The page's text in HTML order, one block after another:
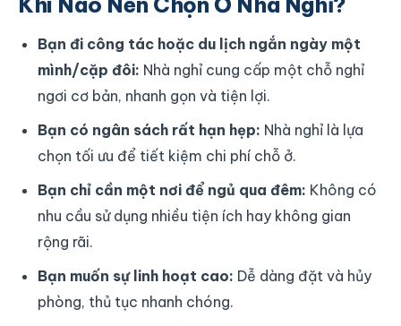
Bạn đi công tác hoặc du lịch ngắn ngày một
mình/cặp đôi: Nhà nghỉ cung cấp một chỗ nghỉ
ngơi cơ bản, nhanh gọn và tiện lợi.
Bạn có ngân sách rất hạn hẹp: Nhà nghỉ là lựa
chọn tối ưu để tiết kiệm chi phí chỗ ở.
Bạn chỉ cần một nơi để ngủ qua đêm: Không có
nhu cầu sử dụng nhiều tiện ích hay không gian
rộng rãi.
Bạn muốn sự linh hoạt cao: Dễ dàng đặt và hủy
phòng, thủ tục nhanh chóng.